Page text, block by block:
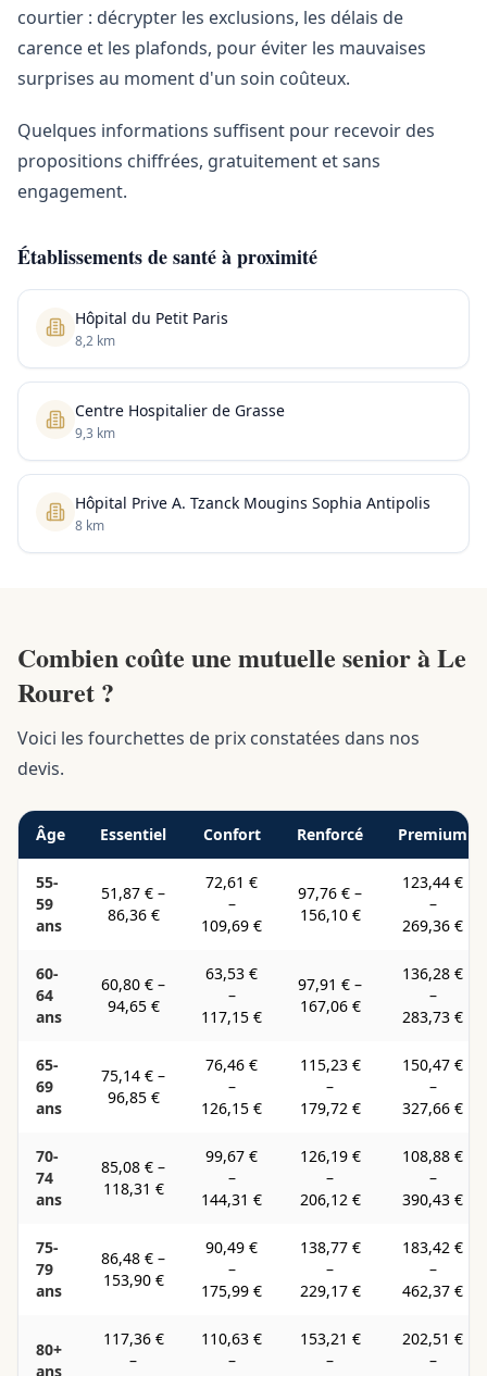
courtier : décrypter les exclusions, les délais de
carence et les plafonds, pour éviter les mauvaises
surprises au moment d'un soin coûteux.
Quelques informations suffisent pour recevoir des
propositions chiffrées, gratuitement et sans
engagement.
Établissements de santé à proximité
Hôpital du Petit Paris
8,2 km
Centre Hospitalier de Grasse
9,3 km
Hôpital Prive A. Tzanck Mougins Sophia Antipolis
8 km
Combien coûte une mutuelle senior à Le
Rouret ?
Voici les fourchettes de prix constatées dans nos
devis.
Âge Essentiel Confort Renforcé Premium
55-
59
ans
51,87 € –
86,36 €
72,61 €
–
109,69 €
97,76 € –
156,10 €
123,44 €
–
269,36 €
60-
64
ans
60,80 € –
94,65 €
63,53 €
–
117,15 €
97,91 € –
167,06 €
136,28 €
–
283,73 €
65-
69
ans
75,14 € –
96,85 €
76,46 €
–
126,15 €
115,23 €
–
179,72 €
150,47 €
–
327,66 €
70-
74
ans
85,08 € –
118,31 €
99,67 €
–
144,31 €
126,19 €
–
206,12 €
108,88 €
–
390,43 €
75-
79
ans
86,48 € –
153,90 €
90,49 €
–
175,99 €
138,77 €
–
229,17 €
183,42 €
–
462,37 €
80+
ans
117,36 €
–
110,63 €
–
153,21 €
–
202,51 €
–